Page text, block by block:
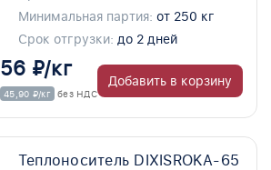
Минимальная партия: от 250 кг
Срок отгрузки: до 2 дней
56 ₽/кг
45,90 ₽/кг без НДС
Добавить в корзину
Теплоноситель DIXISROKA-65